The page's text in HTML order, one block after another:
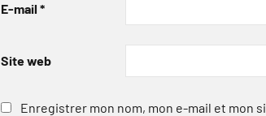
E-mail *
Site web
Enregistrer mon nom, mon e-mail et mon